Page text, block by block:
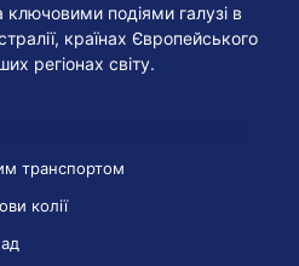
ключовими подіями галузі в
країнах Європейського
регіонах світу.
транспортом
колії